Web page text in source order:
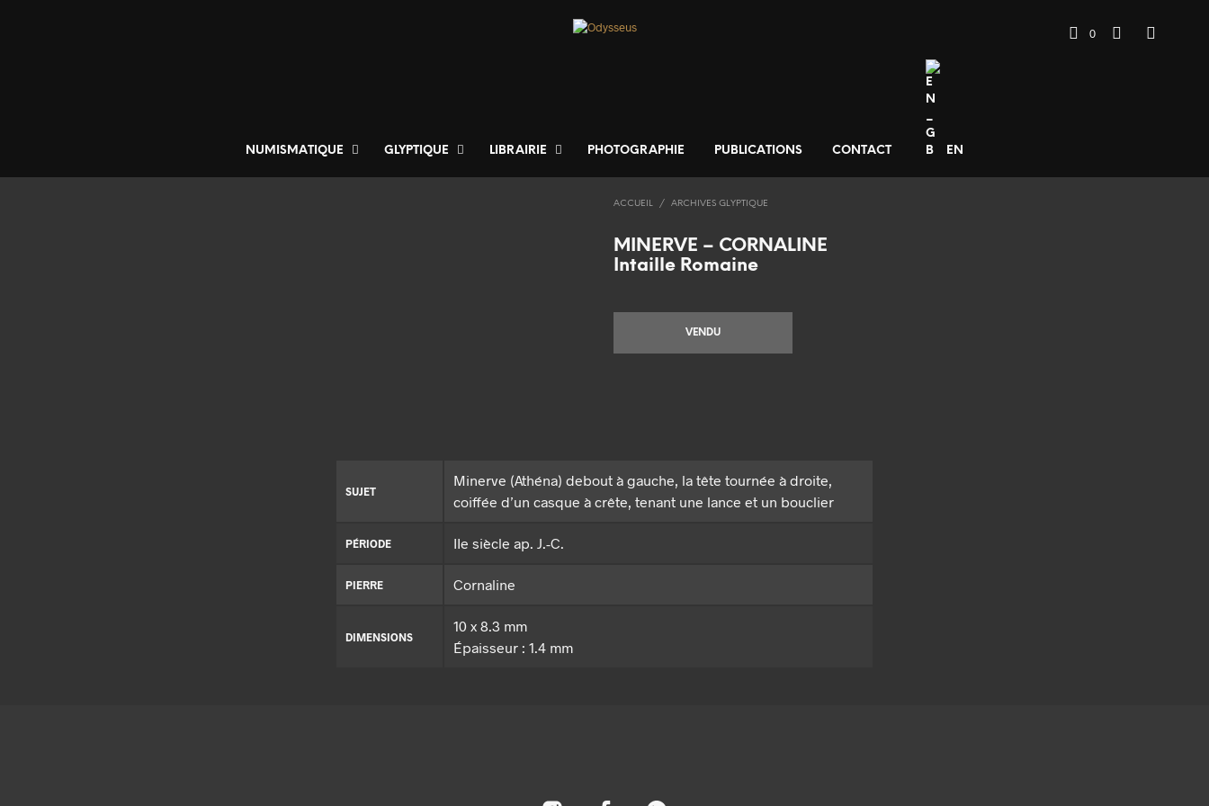
NUMISMATIQUE GLYPTIQUE LIBRAIRIE PHOTOGRAPHIE PUBLICATIONS CONTACT EN
0
ACCUEIL / ARCHIVES GLYPTIQUE
MINERVE – CORNALINE
Intaille Romaine
VENDU
SUJET
Minerve (Athéna) debout à gauche, la tête tournée à droite,
coiffée d’un casque à crête, tenant une lance et un bouclier
PÉRIODE IIe siècle ap. J.-C.
PIERRE Cornaline
DIMENSIONS
10 x 8.3 mm
Épaisseur : 1.4 mm